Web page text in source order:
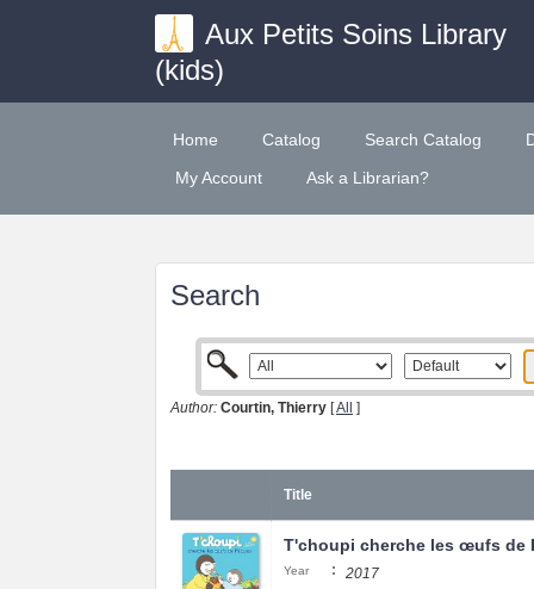
Aux Petits Soins Library
(kids)
Home Catalog Search Catalog
My Account
Ask a Librarian?
Search
Author: Courtin, Thierry [All ]
Title
T'choupi cherche les œufs de
Year : 2017